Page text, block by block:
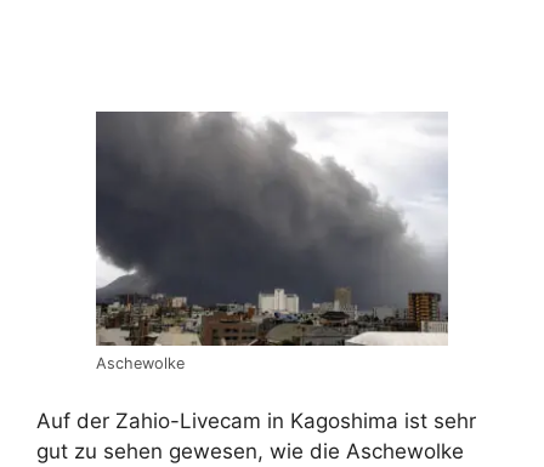
Aschewolke
Auf der Zahio-Livecam in Kagoshima ist sehr
gut zu sehen gewesen, wie die Aschewolke